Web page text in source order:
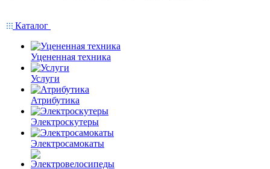
Каталог
Уцененная техника
Услуги
Атрибутика
Электроскутеры
Электросамокаты